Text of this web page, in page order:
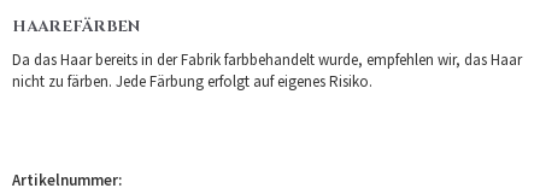
HAAREFÄRBEN
Da das Haar bereits in der Fabrik farbbehandelt wurde, empfehlen wir, das Haar
nicht zu färben. Jede Färbung erfolgt auf eigenes Risiko.
Artikelnummer: